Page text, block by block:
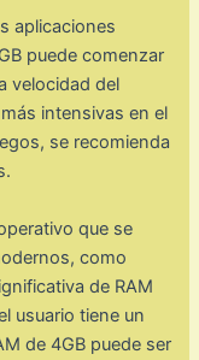
aplicaciones
puede comenzar
velocidad del
intensivas en el
se recomienda
que se
como
de RAM
usuario tiene un
de 4GB puede ser